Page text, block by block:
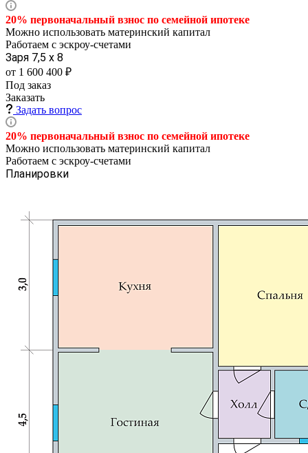
20% первоначальный взнос по семейной ипотеке
Можно использовать материнский капитал
Работаем с эскроу-счетами
Заря 7,5 х 8
от 1 600 400 ₽
Под заказ
Заказать
Задать вопрос
20% первоначальный взнос по семейной ипотеке
Можно использовать материнский капитал
Работаем с эскроу-счетами
Планировки